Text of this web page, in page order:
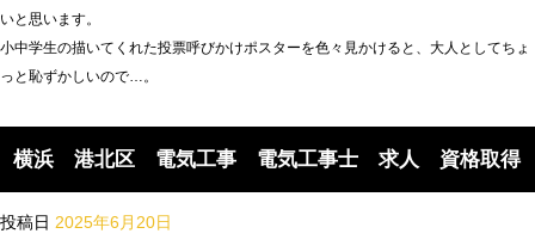
いと思います。
小中学生の描いてくれた投票呼びかけポスターを色々見かけると、大人としてちょ
っと恥ずかしいので…。
横浜 港北区 電気工事 電気工事士 求人 資格取得
投稿日 2025年6月20日